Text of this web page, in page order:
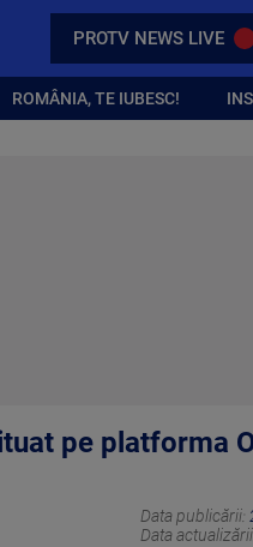
PROTV NEWS LIVE
ROMÂNIA, TE IUBESC!
pe platforma
Data publicării:
Data actualizării: